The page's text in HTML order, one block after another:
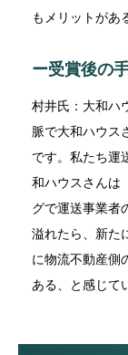
もメリットがあ
ー受賞後の
村井氏：大和ハ
脈で大和ハウス
です。私たち運
和ハウスさんは
グで運送事業者
溢れたら、新た
に物流不動産側
ある、と感じて